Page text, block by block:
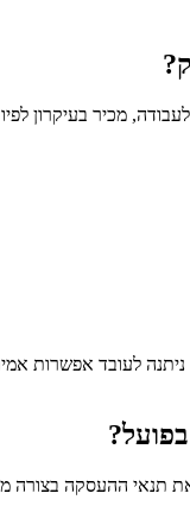
מכיר בעיקרון
לעובד אפשרות
תנאי ההעסקה בצורה